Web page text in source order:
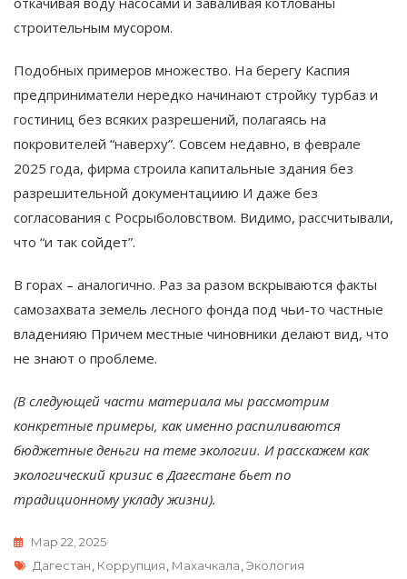
строительным мусором​.
Подобных примеров множество. На берегу Каспия
предприниматели нередко начинают стройку турбаз и
гостиниц без всяких разрешений, полагаясь на
покровителей “наверху”. Совсем недавно, в феврале
2025 года, фирма строила капитальные здания без
разрешительной документациию И даже без
согласования с Росрыболовством​. Видимо, рассчитывали,
что “и так сойдет”.
В горах – аналогично. Раз за разом вскрываются факты
самозахвата земель лесного фонда под чьи-то частные
владенияю Причем местные чиновники делают вид, что
не знают о проблеме​.
(В следующей части материала мы рассмотрим
конкретные примеры, как именно распиливаются
бюджетные деньги на теме экологии. И расскажем как
экологический кризис в Дагестане бьет по
традиционному укладу жизни).
Мар 22, 2025
Метки
Дагестан Коррупция Махачкала Экология